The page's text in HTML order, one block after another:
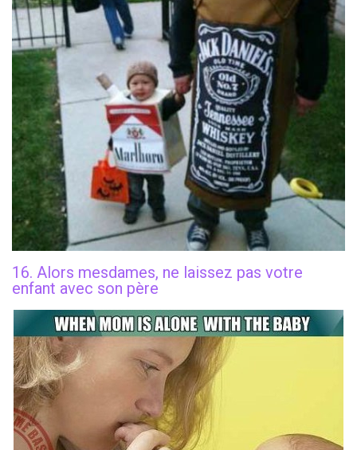
16. Alors mesdames, ne laissez pas votre
enfant avec son père